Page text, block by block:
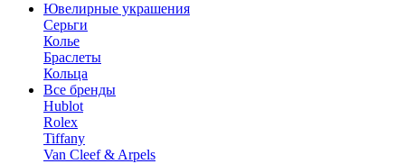
Ювелирные украшения
Серьги
Колье
Браслеты
Кольца
Все бренды
Hublot
Rolex
Tiffany
Van Cleef & Arpels